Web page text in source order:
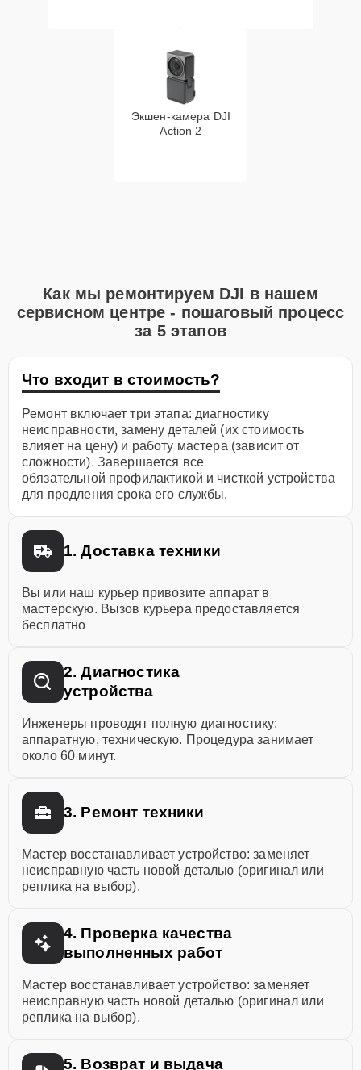
Экшен-камера DJI
Action 2
Как мы ремонтируем DJI в нашем
сервисном центре - пошаговый процесс
за 5 этапов
Что входит в стоимость?
Ремонт включает три этапа: диагностику
неисправности, замену деталей (их стоимость
влияет на цену) и работу мастера (зависит от
сложности). Завершается все
обязательной профилактикой и чисткой устройства
для продления срока его службы.
1. Доставка техники
Вы или наш курьер привозите аппарат в
мастерскую. Вызов курьера предоставляется
бесплатно
2. Диагностика
устройства
Инженеры проводят полную диагностику:
аппаратную, техническую. Процедура занимает
около 60 минут.
3. Ремонт техники
Мастер восстанавливает устройство: заменяет
неисправную часть новой деталью (оригинал или
реплика на выбор).
4. Проверка качества
выполненных работ
Мастер восстанавливает устройство: заменяет
неисправную часть новой деталью (оригинал или
реплика на выбор).
5. Возврат и выдача